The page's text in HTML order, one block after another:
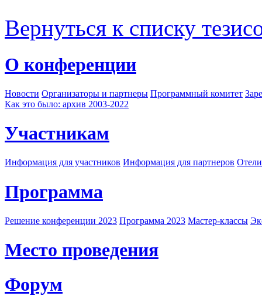
Вернуться к списку
О конференции
Новости Организаторы и партнеры Программный комитет
Как это было: архив 2003-2022
Участникам
Информация для участников Информация для партнеров
Программа
Решение конференции 2023 Программа 2023 Мастер-классы
Место проведения
Форум